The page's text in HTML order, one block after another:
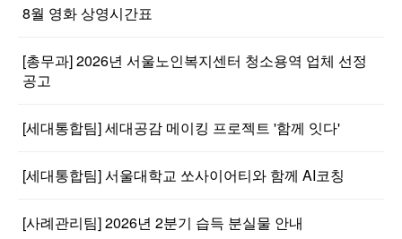
8월 영화 상영시간표
[총무과] 2026년 서울노인복지센터 청소용역 업체 선정
공고
[세대통합팀] 세대공감 메이킹 프로젝트 '함께 잇다'
[세대통합팀] 서울대학교 쏘사이어티와 함께 AI코칭
[사례관리팀] 2026년 2분기 습득 분실물 안내